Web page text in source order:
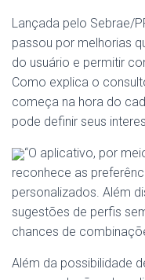
Lançada pelo Sebrae/
passou por melhorias
do usuário e permitir
Como explica o
começa na hora do
pode definir seus
“O aplicativo, por
reconhece as
personalizados. Além
sugestões de perfis
chances de
Além da possibilidade